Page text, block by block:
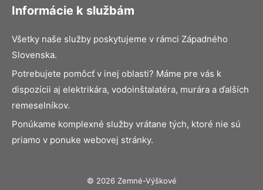
Informácie k službám
Všetky naše služby poskytujeme v rámci Západného
Slovenska.
Potrebujete pomôcť v inej oblasti? Máme pre vás k
dispozícii aj elektrikára, vodoinštalatéra, murára a ďalších
remeselníkov.
Ponúkame komplexné služby vrátane tých, ktoré nie sú
priamo v ponuke webovej stránky.
© 2026 Zemné-Výškové